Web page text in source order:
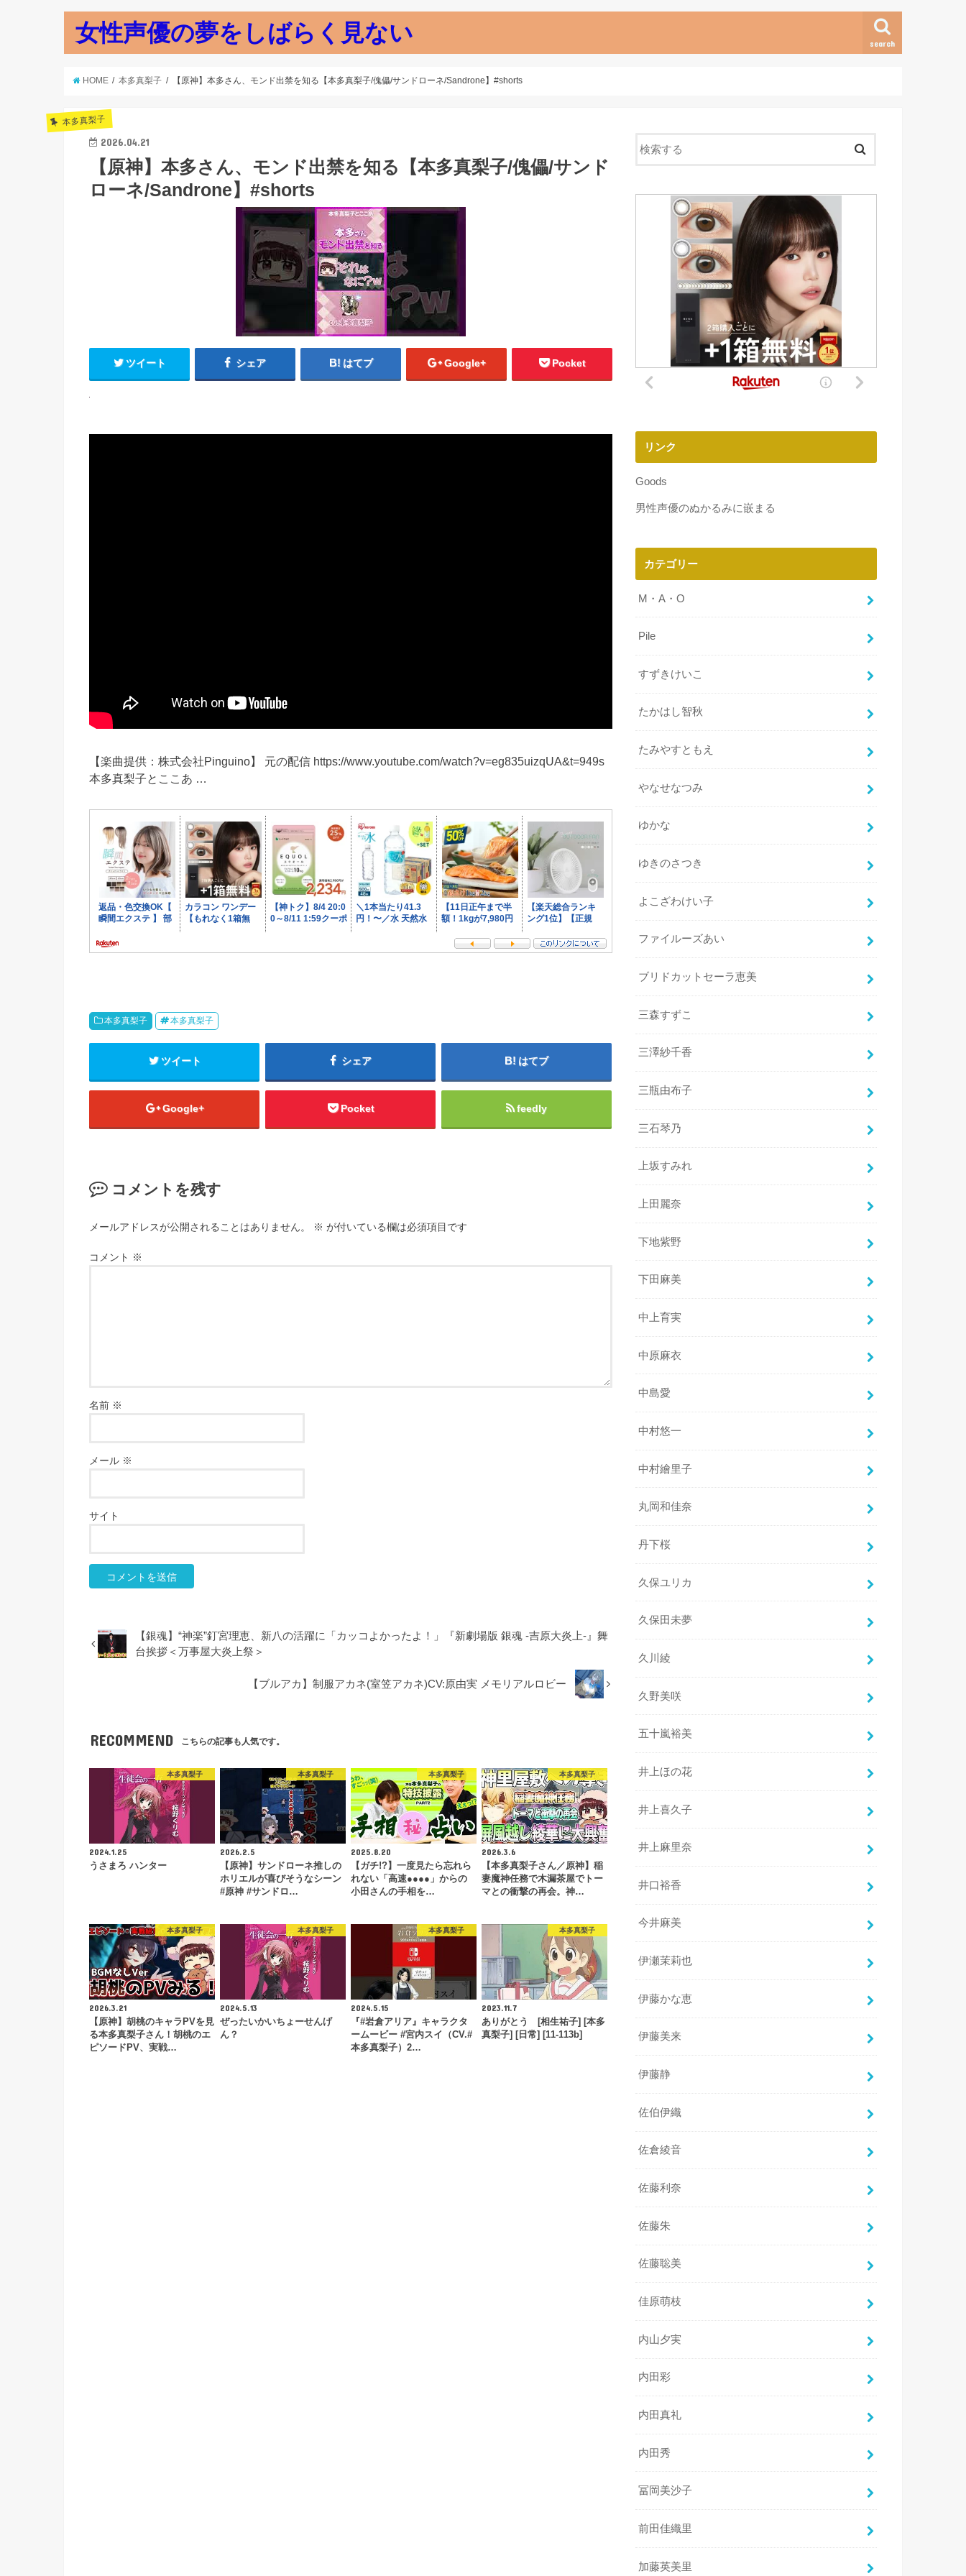
女性声優の夢をしばらく見ない search
HOME 本多真梨子 【原神】本多さん、モンド出禁を知る【本多真梨子/傀儡/サンドローネ/Sandrone】#shorts
本多真梨子
2026.04.21
【原神】本多さん、モンド出禁を知る【本多真梨子/傀儡/サンド
ローネ/Sandrone】#shorts
ツイート シェア はてブ Google+ Pocket
【楽曲提供：株式会社Pinguino】 元の配信 https://www.youtube.com/watch?v=eg835uizqUA&t=949s
本多真梨子とここあ …
本多真梨子 本多真梨子
ツイート シェア はてブ
Google+ Pocket feedly
コメントを残す
メールアドレスが公開されることはありません。 ※ が付いている欄は必須項目です
コメント ※
名前 ※
メール ※
サイト
【銀魂】“神楽”釘宮理恵、新八の活躍に「カッコよかったよ！」『新劇場版 銀魂 -吉原⼤炎上-』舞
台挨拶＜万事屋⼤炎上祭＞
【ブルアカ】制服アカネ(室笠アカネ)CV:原由実 メモリアルロビー
RECOMMEND こちらの記事も人気です。
本多真梨子
2024.1.25
うさまろ ハンター
本多真梨子
2026.2.5
【原神】サンドローネ推しの
ホリエルが喜びそうなシーン
#原神 #サンドロ…
本多真梨子
2025.8.20
【ガチ!?】一度見たら忘れら
れない「高速●●●●」からの
小田さんの手相を…
本多真梨子
2026.3.6
【本多真梨子さん／原神】稲
妻魔神任務で木漏茶屋でトー
マとの衝撃の再会。神…
本多真梨子
2026.3.21
【原神】胡桃のキャラPVを見
る本多真梨子さん！胡桃のエ
ピソードPV、実戦…
本多真梨子
2024.5.13
ぜったいかいちょーせんげ
ん？
本多真梨子
2024.5.15
『#岩倉アリア』キャラクタ
ームービー #宮内スイ（CV.#
本多真梨子）2…
本多真梨子
2023.11.7
ありがとう [相生祐子] [本多
真梨子] [日常] [11-113b]
リンク
Goods
男性声優のぬかるみに嵌まる
カテゴリー
M・A・O
Pile
すずきけいこ
たかはし智秋
たみやすともえ
やなせなつみ
ゆかな
ゆきのさつき
よこざわけい子
ファイルーズあい
ブリドカットセーラ恵美
三森すずこ
三澤紗千香
三瓶由布子
三石琴乃
上坂すみれ
上田麗奈
下地紫野
下田麻美
中上育実
中原麻衣
中島愛
中村悠一
中村繪里子
丸岡和佳奈
丹下桜
久保ユリカ
久保田未夢
久川綾
久野美咲
五十嵐裕美
井上ほの花
井上喜久子
井上麻里奈
井口裕香
今井麻美
伊瀬茉莉也
伊藤かな恵
伊藤美来
伊藤静
佐伯伊織
佐倉綾音
佐藤利奈
佐藤朱
佐藤聡美
佳原萌枝
内山夕実
内田彩
内田真礼
内田秀
冨岡美沙子
前田佳織里
加藤英美里